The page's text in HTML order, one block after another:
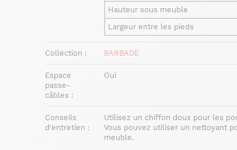
Hauteur sous meuble
Largeur entre les pieds
Collection : BARBADE
Espace
passe-
câbles :
Oui
Conseils
d'entretien :
Utilisez un chiffon doux pour les
Vous pouvez utiliser un nettoyant
meuble.